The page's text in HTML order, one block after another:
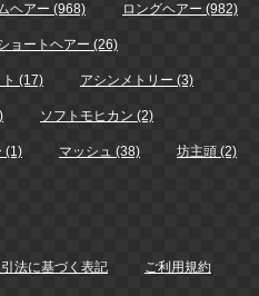
ヘアー (968) ロングヘアー (982)
ョートヘアー (26)
(17) アシンメトリー (3)
ソフトモヒカン (2)
(1) マッシュ (38) 坊主頭 (2)
法に基づく表記 ご利用規約